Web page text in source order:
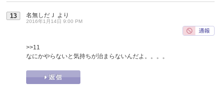
13 名無しだＪ より
2016年1月14日 9:00 PM
>>11
なにかやらないと気持ちが治まらないんだよ。。。。